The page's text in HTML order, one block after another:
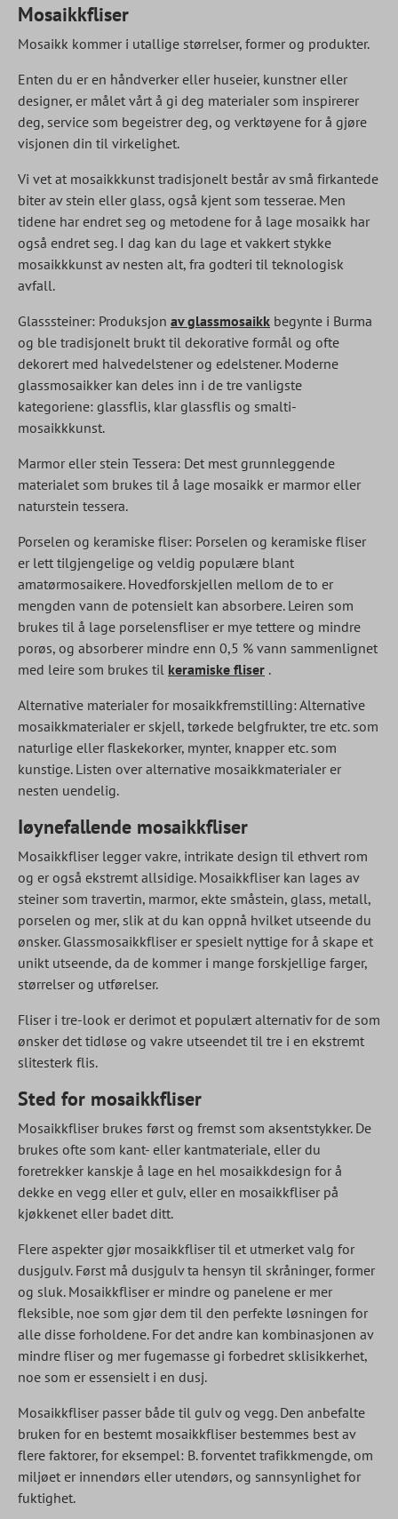
Mosaikkfliser
Mosaikk kommer i utallige størrelser, former og produkter.
Enten du er en håndverker eller huseier, kunstner eller
designer, er målet vårt å gi deg materialer som inspirerer
deg, service som begeistrer deg, og verktøyene for å gjøre
visjonen din til virkelighet.
Vi vet at mosaikkkunst tradisjonelt består av små firkantede
biter av stein eller glass, også kjent som tesserae. Men
tidene har endret seg og metodene for å lage mosaikk har
også endret seg. I dag kan du lage et vakkert stykke
mosaikkkunst av nesten alt, fra godteri til teknologisk
avfall.
Glasssteiner: Produksjon av glassmosaikk begynte i Burma
og ble tradisjonelt brukt til dekorative formål og ofte
dekorert med halvedelstener og edelstener. Moderne
glassmosaikker kan deles inn i de tre vanligste
kategoriene: glassflis, klar glassflis og smalti-
mosaikkkunst.
Marmor eller stein Tessera: Det mest grunnleggende
materialet som brukes til å lage mosaikk er marmor eller
naturstein tessera.
Porselen og keramiske fliser: Porselen og keramiske fliser
er lett tilgjengelige og veldig populære blant
amatørmosaikere. Hovedforskjellen mellom de to er
mengden vann de potensielt kan absorbere. Leiren som
brukes til å lage porselensfliser er mye tettere og mindre
porøs, og absorberer mindre enn 0,5 % vann sammenlignet
med leire som brukes til keramiske fliser .
Alternative materialer for mosaikkfremstilling: Alternative
mosaikkmaterialer er skjell, tørkede belgfrukter, tre etc. som
naturlige eller flaskekorker, mynter, knapper etc. som
kunstige. Listen over alternative mosaikkmaterialer er
nesten uendelig.
Iøynefallende mosaikkfliser
Mosaikkfliser legger vakre, intrikate design til ethvert rom
og er også ekstremt allsidige. Mosaikkfliser kan lages av
steiner som travertin, marmor, ekte småstein, glass, metall,
porselen og mer, slik at du kan oppnå hvilket utseende du
ønsker. Glassmosaikkfliser er spesielt nyttige for å skape et
unikt utseende, da de kommer i mange forskjellige farger,
størrelser og utførelser.
Fliser i tre-look er derimot et populært alternativ for de som
ønsker det tidløse og vakre utseendet til tre i en ekstremt
slitesterk flis.
Sted for mosaikkfliser
Mosaikkfliser brukes først og fremst som aksentstykker. De
brukes ofte som kant- eller kantmateriale, eller du
foretrekker kanskje å lage en hel mosaikkdesign for å
dekke en vegg eller et gulv, eller en mosaikkfliser på
kjøkkenet eller badet ditt.
Flere aspekter gjør mosaikkfliser til et utmerket valg for
dusjgulv. Først må dusjgulv ta hensyn til skråninger, former
og sluk. Mosaikkfliser er mindre og panelene er mer
fleksible, noe som gjør dem til den perfekte løsningen for
alle disse forholdene. For det andre kan kombinasjonen av
mindre fliser og mer fugemasse gi forbedret sklisikkerhet,
noe som er essensielt i en dusj.
Mosaikkfliser passer både til gulv og vegg. Den anbefalte
bruken for en bestemt mosaikkfliser bestemmes best av
flere faktorer, for eksempel: B. forventet trafikkmengde, om
miljøet er innendørs eller utendørs, og sannsynlighet for
fuktighet.